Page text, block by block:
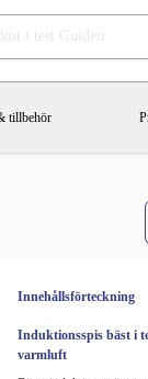
tillbehör
Innehållsförteckning
Induktionsspis bäst i
varmluft